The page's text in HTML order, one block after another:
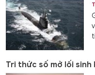
Tri thức số mở lối sinh